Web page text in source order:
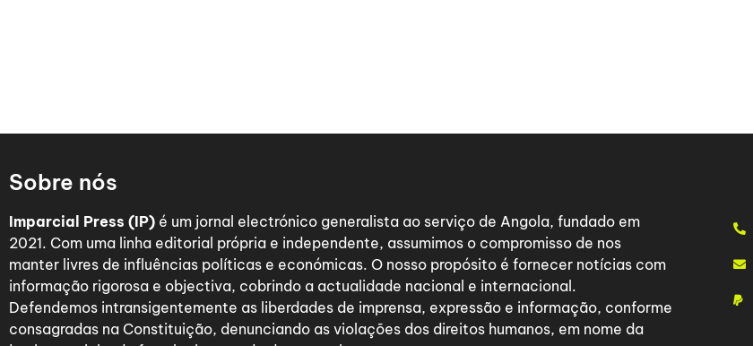
Sobre nós
Imparcial Press (IP) é um jornal electrónico generalista ao serviço de Angola, fundado em
2021. Com uma linha editorial própria e independente, assumimos o compromisso de nos
manter livres de influências políticas e económicas. O nosso propósito é fornecer notícias com
informação rigorosa e objectiva, cobrindo a actualidade nacional e internacional.
Defendemos intransigentemente as liberdades de imprensa, expressão e informação, conforme
consagradas na Constituição, denunciando as violações dos direitos humanos, em nome da